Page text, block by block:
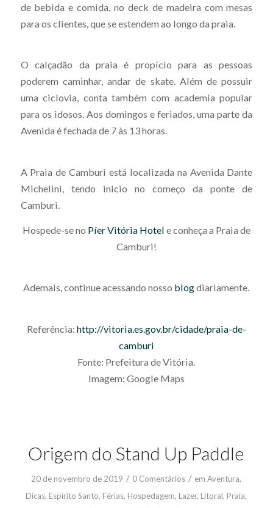
de bebida e comida, no deck de madeira com mesas
para os clientes, que se estendem ao longo da praia.
O calçadão da praia é propício para as pessoas
poderem caminhar, andar de skate. Além de possuir
uma ciclovia, conta também com academia popular
para os idosos. Aos domingos e feriados, uma parte da
Avenida é fechada de 7 às 13 horas.
A Praia de Camburi está localizada na Avenida Dante
Michelini, tendo inicio no começo da ponte de
Camburi.
Hospede-se no Píer Vitória Hotel e conheça a Praia de
Camburi!
Ademais, continue acessando nosso blogdiariamente.
Referência: http://vitoria.es.gov.br/cidade/praia-de-
camburi
Fonte: Prefeitura de Vitória.
Imagem: Google Maps
Origem do Stand Up Paddle
20 de novembro de 2019 / 0 Comentários / emAventura,
Dicas, Espírito Santo, Férias, Hospedagem, Lazer, Litoral, Praia,